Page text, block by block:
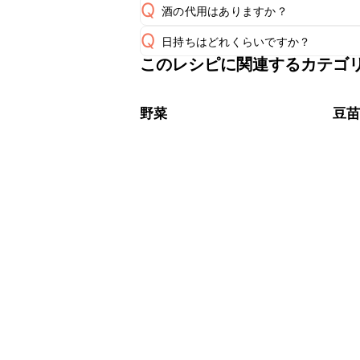
A
Q 酒の代用はありますか？
A
Q 日持ちはどれくらいですか？
保存期間は冷蔵で翌日中が目安です
※日持ちは目安です。
このレシピに関連するカテゴ
野菜 豆苗